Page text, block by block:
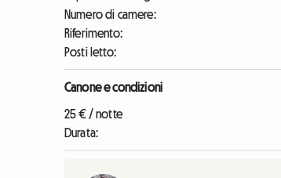
Numero di camere:
Riferimento:
Posti letto:
Canone e condizioni
25 € / notte
Durata: